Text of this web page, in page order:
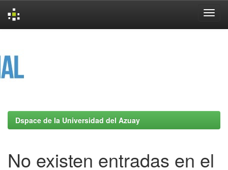
Dspace de la Universidad del Azuay
No existen entradas en el